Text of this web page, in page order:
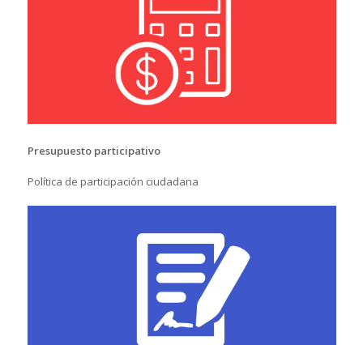
Presupuesto participativo
Política de participación ciudadana